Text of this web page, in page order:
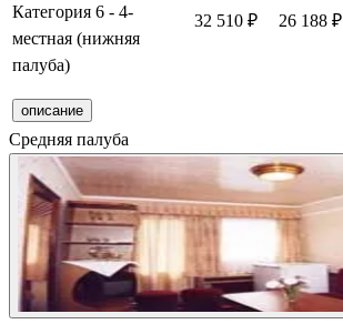
Категория 6 - 4-
местная (нижняя
палуба)
описание
32 510 ₽ 26 188 ₽
Средняя палуба